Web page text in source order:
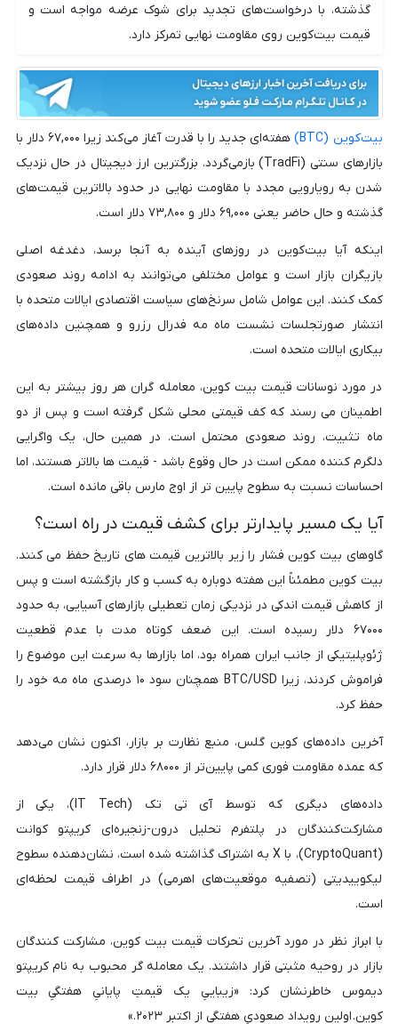
گذشته، با درخواست‌های تجدید برای شوک عرضه مواجه است و
قیمت بیت‌کوین روی مقاومت نهایی تمرکز دارد.
بیت‌کوین (BTC)
هفته‌ای جدید را با قدرت آغاز می‌کند زیرا ۶۷,۰۰۰ دلار با
بازارهای سنتی (TradFi) بازمی‌گردد. بزرگترین ارز دیجیتال در حال نزدیک
شدن به رویارویی مجدد با مقاومت نهایی در حدود بالاترین قیمت‌های
گذشته و حال حاضر یعنی ۶۹,۰۰۰ دلار و ۷۳,۸۰۰ دلار است.
اینکه آیا بیت‌کوین در روزهای آینده به آنجا برسد، دغدغه اصلی
بازیگران بازار است و عوامل مختلفی می‌توانند به ادامه روند صعودی
کمک کنند. این عوامل شامل سرنخ‌های سیاست اقتصادی ایالات متحده با
انتشار صورتجلسات نشست ماه مه فدرال رزرو و همچنین داده‌های
بیکاری ایالات متحده است.
در مورد نوسانات قیمت بیت کوین، معامله گران هر روز بیشتر به این
اطمینان می رسند که کف قیمتی محلی شکل گرفته است و پس از دو
ماه تثبیت، روند صعودی محتمل است. در همین حال، یک واگرایی
دلگرم کننده ممکن است در حال وقوع باشد - قیمت ها بالاتر هستند، اما
احساسات نسبت به سطوح پایین تر از اوج مارس باقی مانده است.
آیا یک مسیر پایدارتر برای کشف قیمت در راه است؟
گاوهای بیت کوین فشار را زیر بالاترین قیمت های تاریخ حفظ می کنند.
بیت کوین مطمئناً این هفته دوباره به کسب و کار بازگشته است و پس
از کاهش قیمت اندکی در نزدیکی زمان تعطیلی بازارهای آسیایی، به حدود
۶۷۰۰۰ دلار رسیده است. این ضعف کوتاه مدت با عدم قطعیت
ژئوپلیتیکی از جانب ایران همراه بود، اما بازارها به سرعت این موضوع را
فراموش کردند، زیرا BTC/USD همچنان سود ۱۰ درصدی ماه مه خود را
حفظ کرد.
آخرین داده‌های کوین گلس، منبع نظارت بر بازار، اکنون نشان می‌دهد
که عمده مقاومت فوری کمی پایین‌تر از ۶۸۰۰۰ دلار قرار دارد.
داده‌های دیگری که توسط آی تی تک (IT Tech)، یکی از
مشارکت‌کنندگان در پلتفرم تحلیل درون-زنجیره‌ای کریپتو کوانت
(CryptoQuant)، با X به اشتراک گذاشته شده است، نشان‌دهنده سطوح
لیکوییدیتی (تصفیه موقعیت‌های اهرمی) در اطراف قیمت لحظه‌ای
است.
با ابراز نظر در مورد آخرین تحرکات قیمت بیت کوین، مشارکت کنندگان
بازار در روحیه مثبتی قرار داشتند. یک معامله گر محبوب به نام کریپتو
دیموس خاطرنشان کرد: «زیباییِ یک قیمتِ پایانیِ هفتگیِ بیت
کوین. اولین رویداد صعودیِ هفتگی از اکتبر ۲۰۲۳.»